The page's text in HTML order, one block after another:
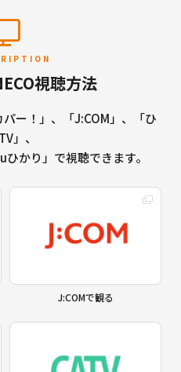
視聴方法
ー！」、「J:COM」、「ひ
」、
ひかり」で視聴できます。
J:COMで観る